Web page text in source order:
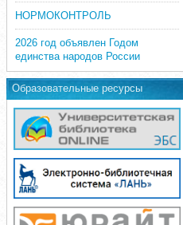
НОРМОКОНТРОЛЬ
2026 год объявлен Годом
единства народов России
Образовательные ресурсы